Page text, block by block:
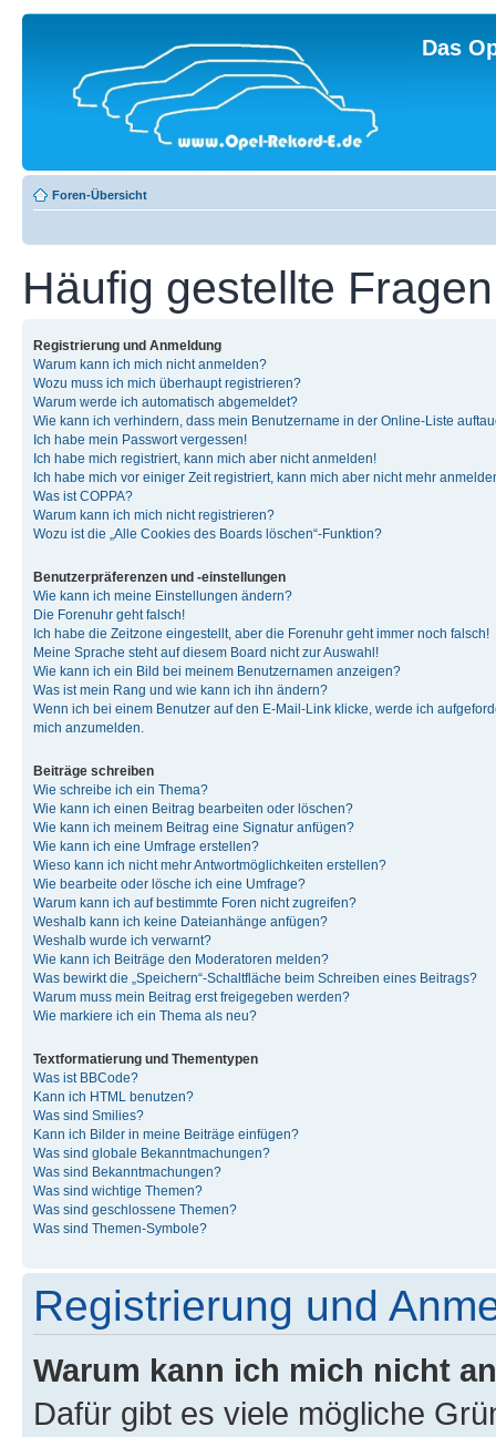
Das
Foren-Übersicht
Häufig gestellte Fragen
Registrierung und Anmeldung
Warum kann ich mich nicht anmelden?
Wozu muss ich mich überhaupt registrieren?
Warum werde ich automatisch abgemeldet?
Wie kann ich verhindern, dass mein Benutzername in der Online-Liste
Ich habe mein Passwort vergessen!
Ich habe mich registriert, kann mich aber nicht anmelden!
Ich habe mich vor einiger Zeit registriert, kann mich aber nicht mehr
Was ist COPPA?
Warum kann ich mich nicht registrieren?
Wozu ist die „Alle Cookies des Boards löschen“-Funktion?
Benutzerpräferenzen und -einstellungen
Wie kann ich meine Einstellungen ändern?
Die Forenuhr geht falsch!
Ich habe die Zeitzone eingestellt, aber die Forenuhr geht immer noch falsch!
Meine Sprache steht auf diesem Board nicht zur Auswahl!
Wie kann ich ein Bild bei meinem Benutzernamen anzeigen?
Was ist mein Rang und wie kann ich ihn ändern?
Wenn ich bei einem Benutzer auf den E-Mail-Link klicke, werde ich
mich anzumelden.
Beiträge schreiben
Wie schreibe ich ein Thema?
Wie kann ich einen Beitrag bearbeiten oder löschen?
Wie kann ich meinem Beitrag eine Signatur anfügen?
Wie kann ich eine Umfrage erstellen?
Wieso kann ich nicht mehr Antwortmöglichkeiten erstellen?
Wie bearbeite oder lösche ich eine Umfrage?
Warum kann ich auf bestimmte Foren nicht zugreifen?
Weshalb kann ich keine Dateianhänge anfügen?
Weshalb wurde ich verwarnt?
Wie kann ich Beiträge den Moderatoren melden?
Was bewirkt die „Speichern“-Schaltfläche beim Schreiben eines Beitrags?
Warum muss mein Beitrag erst freigegeben werden?
Wie markiere ich ein Thema als neu?
Textformatierung und Thementypen
Was ist BBCode?
Kann ich HTML benutzen?
Was sind Smilies?
Kann ich Bilder in meine Beiträge einfügen?
Was sind globale Bekanntmachungen?
Was sind Bekanntmachungen?
Was sind wichtige Themen?
Was sind geschlossene Themen?
Was sind Themen-Symbole?
Registrierung und
Warum kann ich mich nicht
Dafür gibt es viele mögliche